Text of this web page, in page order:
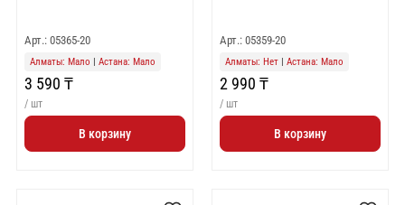
Арт.: 05365-20
Алматы: Мало Астана: Мало
3 590 ₸
/ шт
В корзину
Арт.: 05359-20
Алматы: Нет| Астана: Мало
2 990 ₸
/ шт
В корзину